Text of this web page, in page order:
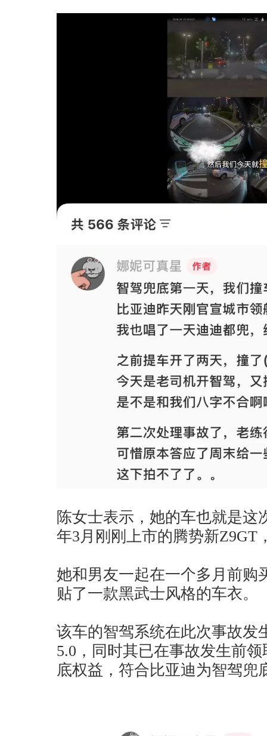
陈女士表示，她的车也就是这
年3月刚刚上市的腾势新Z9GT
她和男友一起在一个多月前购
贴了一款黑武士风格的车衣。
该车的智驾系统在此次事故发
5.0，同时其已在事故发生前
底权益，符合比亚迪为智驾兜